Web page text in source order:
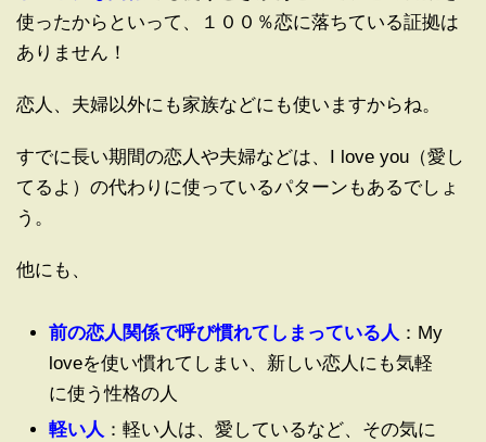
使ったからといって、１００％恋に落ちている証拠は
ありません！
恋人、夫婦以外にも家族などにも使いますからね。
すでに長い期間の恋人や夫婦などは、I love you（愛し
てるよ）の代わりに使っているパターンもあるでしょ
う。
他にも、
前の恋人関係で呼び慣れてしまっている人 ：My
loveを使い慣れてしまい、新しい恋人にも気軽
に使う性格の人
軽い人 ：軽い人は、愛しているなど、その気に